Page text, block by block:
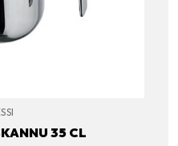
35 CL